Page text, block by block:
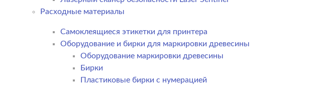
Расходные материалы
Самоклеящиеся этикетки для принтера
Оборудование и бирки для маркировки древесины
Оборудование маркировки древесины
Бирки
Пластиковые бирки с нумерацией